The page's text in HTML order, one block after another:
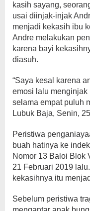
kasih sayang,
usai diinjak-injak
menjadi kekasih ibu
Andre melakukan
karena bayi
diasuh.
“Saya kesal karena
emosi lalu
selama empat puluh
Lubuk Baja, Senin,
Peristiwa
buah hatinya ke
Nomor 13 Baloi Blok
21 Februari 2019
kekasihnya itu
Sebelum peristiwa